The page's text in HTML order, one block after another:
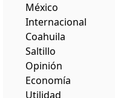
México
Internacional
Coahuila
Saltillo
Opinión
Economía
Utilidad